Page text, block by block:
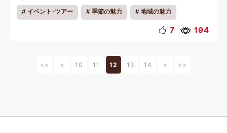
イベント･ツアー 季節の魅力 地域の魅力
7 194
<< < 10 11 12 13 14 > >>